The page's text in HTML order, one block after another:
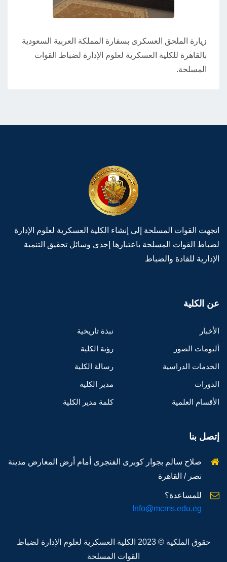
زيارة الملحق العسكرى بسفارة المملكة العربية السعودية
بالقاهرة للكلية العسكرية لعلوم الإدارة لضباط القوات
المسلحة.
اتجهت القوات المسلحة إلى إنشاء الكلية العسكرية لعلوم الإدارة
لضباط القوات المسلحة باعتبارها إحدى وسائل تحقيق التنمية
الإدارية للقادة والضباط
>
عن الكلية
نبذة تاريخية
رؤية الكلية
رسالة الكلية
مدير الكلية
كلمة مدير الكلية
الأخبار
ألبومات الصور
الخدمات الدراسية
الدورات
الأقسام العلمية
إتصل بنا
صلاح سالم بجوار كوبرى الفنجرى أمام أرض المعارض مدينة
نصر / القاهرة
للمساعدة؟
Info@mcms.edu.eg
حقوق الملكية © 2023 الكلية العسكرية لعلوم الإدارة لضباط
القوات المسلحة